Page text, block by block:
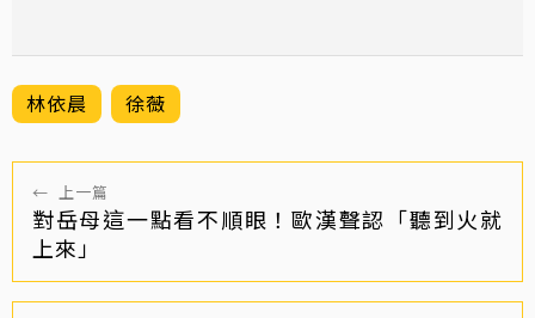
林依晨 徐薇
← 上一篇
對岳母這一點看不順眼！歐漢聲認「聽到火就
上來」